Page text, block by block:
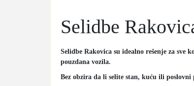
Selidbe
Selidbe Rakovica su idealno rešenje za
pouzdana vozila.
Bez obzira da li selite stan, kuću ili